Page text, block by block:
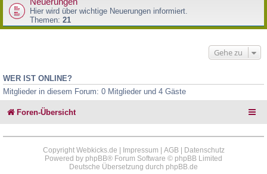
Hier wird über wichtige Neuerungen informiert.
Themen: 21
Gehe zu
WER IST ONLINE?
Mitglieder in diesem Forum: 0 Mitglieder und 4 Gäste
Foren-Übersicht
Copyright Webkicks.de | Impressum AGB|
Datenschutz
Powered by phpBB® Forum Software © phpBB Limited
Deutsche Übersetzung durch phpBB.de